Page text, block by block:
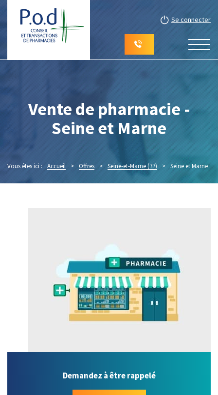
Se connecter
Vente de pharmacie -
Seine et Marne
Vous êtes ici : Accueil > Offres > Seine-et-Marne (77) > Seine et Marne
Demandez à être rappelé